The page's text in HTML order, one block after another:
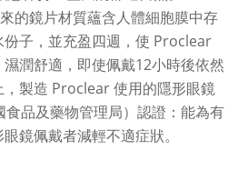
的鏡片材質蘊含人體細胞膜中存
子，並充盈四週，使 Proclear
潤舒適，即使佩戴12小時後依然
，製造 Proclear 使用的隱形眼鏡
食品及藥物管理局）認證：能為有
鏡佩戴者減輕不適症狀。